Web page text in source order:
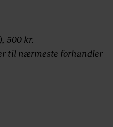
500 kr.
til nærmeste forhandler